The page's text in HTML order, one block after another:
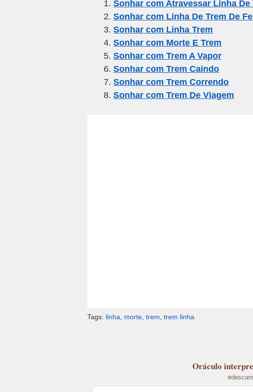
e
b
o
o
k
er gr
a
m
s
A
p
p
e
Sonhar com Atravessar Linha De
Sonhar com Linha De Trem De
Sonhar com Linha Trem
Sonhar com Morte E Trem
Sonhar com Trem A Vapor
Sonhar com Trem Caindo
Sonhar com Trem Correndo
Sonhar com Trem De Viagem
Tags: linha morte trem trem linha
Oráculo